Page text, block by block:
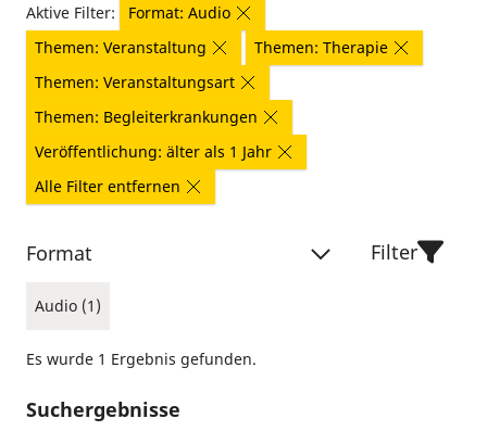
Aktive Filter:
Format: Audio
Themen: Veranstaltung
Themen: Therapie
Themen: Veranstaltungsart
Themen: Begleiterkrankungen
Veröffentlichung: älter als 1 Jahr
Alle Filter entfernen
Format
Audio (1)
Filter
Es wurde 1 Ergebnis gefunden.
Suchergebnisse